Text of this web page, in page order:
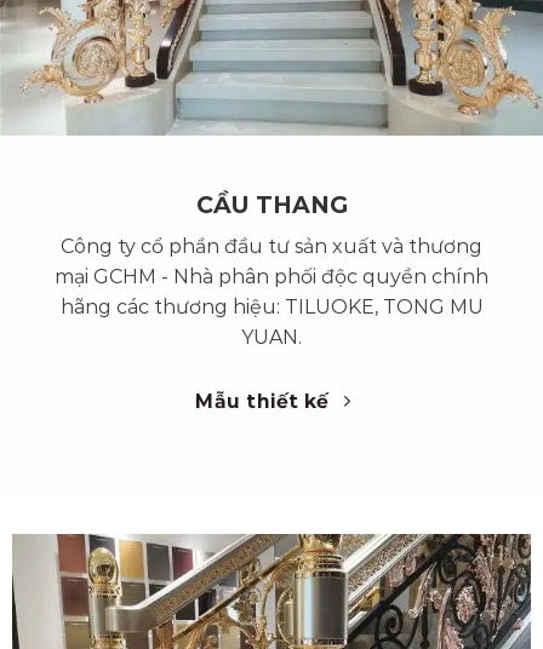
CẦU THANG
Công ty cổ phần đầu tư sản xuất và thương
mại GCHM - Nhà phân phối độc quyền chính
hãng các thương hiệu: TILUOKE, TONG MU
YUAN.
Mẫu thiết kế